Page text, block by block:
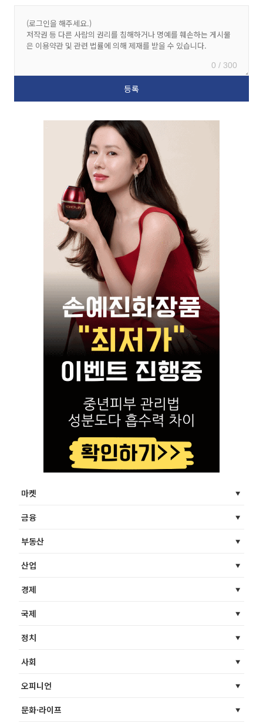
0 / 300
마켓
금융
부동산
산업
경제
국제
정치
사회
오피니언
문화·라이프